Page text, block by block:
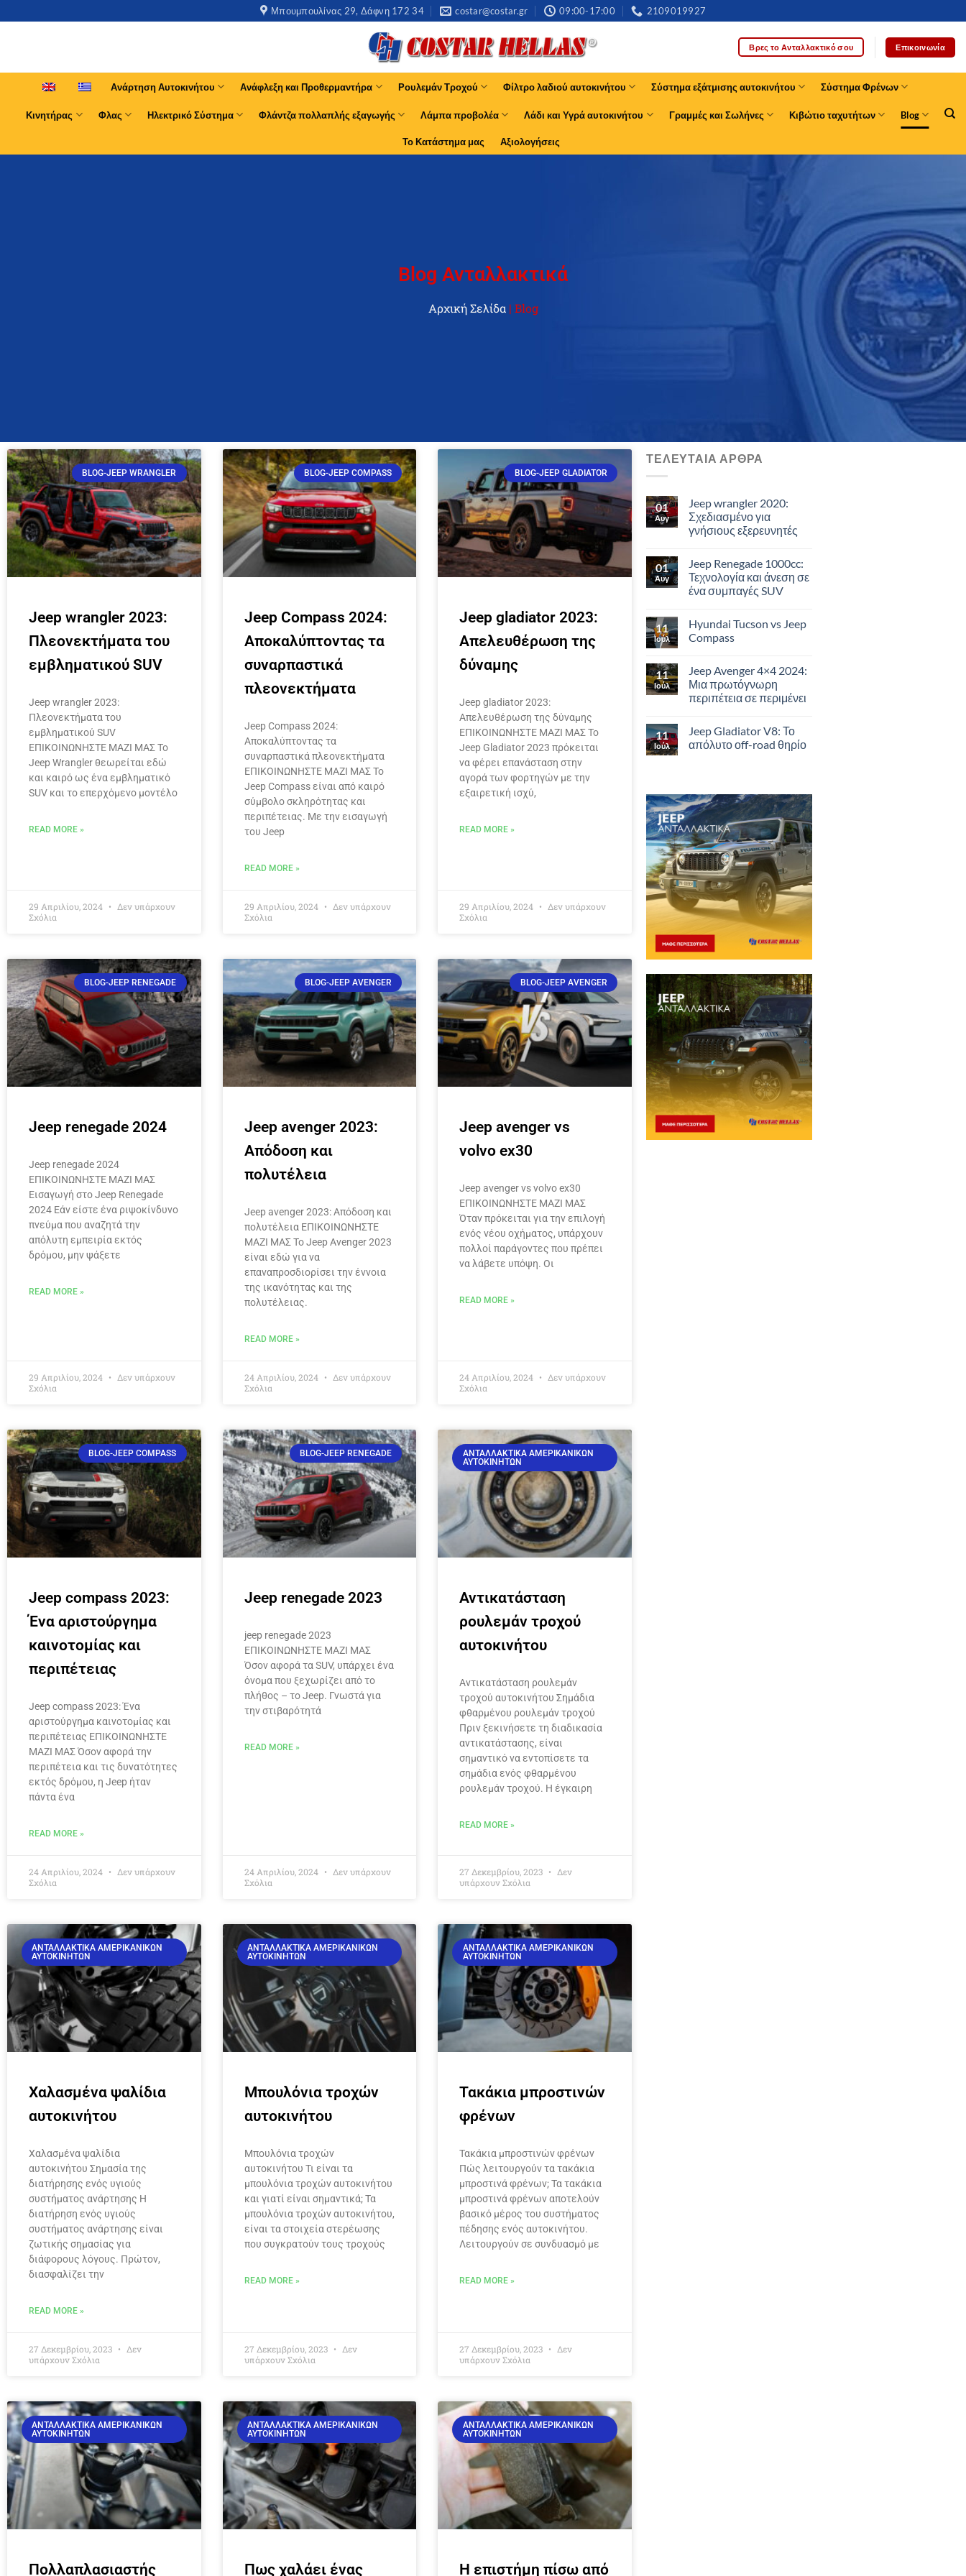
Μπουμπουλίνας 29, Δάφνη 172 34​ costar@costar.gr 09:00-17:00 2109019927
Βρες το Ανταλλακτικό σου Επικοινωνία
Ανάρτηση Αυτοκινήτου Ανάφλεξη και Προθερμαντήρα Ρουλεμάν Τροχού Φίλτρο λαδιού αυτοκινήτου Σύστημα εξάτμισης αυτοκινήτου Σύστημα Φρένων
Κινητήρας Φλας Ηλεκτρικό Σύστημα Φλάντζα πολλαπλής εξαγωγής Λάμπα προβολέα Λάδι και Υγρά αυτοκινήτου Γραμμές και Σωλήνες Κιβώτιο ταχυτήτων Blog
Το Κατάστημα μας Αξιολογήσεις
Blog Ανταλλακτικά
Αρχική Σελίδα| Blog
BLOG-JEEP WRANGLER
Jeep wrangler 2023:
Πλεονεκτήματα του
εμβληματικού SUV
Jeep wrangler 2023:
Πλεονεκτήματα του
εμβληματικού SUV
ΕΠΙΚΟΙΝΩΝΗΣΤΕ ΜΑΖΙ ΜΑΣ Το
Jeep Wrangler θεωρείται εδώ
και καιρό ως ένα εμβληματικό
SUV και το επερχόμενο μοντέλο
READ MORE »
29 Απριλίου, 2024
Δεν υπάρχουν
Σχόλια
BLOG-JEEP COMPASS
Jeep Compass 2024:
Αποκαλύπτοντας τα
συναρπαστικά
πλεονεκτήματα
Jeep Compass 2024:
Αποκαλύπτοντας τα
συναρπαστικά πλεονεκτήματα
ΕΠΙΚΟΙΝΩΝΗΣΤΕ ΜΑΖΙ ΜΑΣ Το
Jeep Compass είναι από καιρό
σύμβολο σκληρότητας και
περιπέτειας. Με την εισαγωγή
του Jeep
READ MORE »
29 Απριλίου, 2024
Δεν υπάρχουν
Σχόλια
BLOG-JEEP GLADIATOR
Jeep gladiator 2023:
Απελευθέρωση της
δύναμης
Jeep gladiator 2023:
Απελευθέρωση της δύναμης
ΕΠΙΚΟΙΝΩΝΗΣΤΕ ΜΑΖΙ ΜΑΣ Το
Jeep Gladiator 2023 πρόκειται
να φέρει επανάσταση στην
αγορά των φορτηγών με την
εξαιρετική ισχύ,
READ MORE »
29 Απριλίου, 2024
Δεν υπάρχουν
Σχόλια
BLOG-JEEP RENEGADE
Jeep renegade 2024
Jeep renegade 2024
ΕΠΙΚΟΙΝΩΝΗΣΤΕ ΜΑΖΙ ΜΑΣ
Εισαγωγή στο Jeep Renegade
2024 Εάν είστε ένα ριψοκίνδυνο
πνεύμα που αναζητά την
απόλυτη εμπειρία εκτός
δρόμου, μην ψάξετε
READ MORE »
29 Απριλίου, 2024
Δεν υπάρχουν
Σχόλια
BLOG-JEEP AVENGER
Jeep avenger 2023:
Απόδοση και
πολυτέλεια
Jeep avenger 2023: Απόδοση και
πολυτέλεια ΕΠΙΚΟΙΝΩΝΗΣΤΕ
ΜΑΖΙ ΜΑΣ Το Jeep Avenger 2023
είναι εδώ για να
επαναπροσδιορίσει την έννοια
της ικανότητας και της
πολυτέλειας.
READ MORE »
24 Απριλίου, 2024
Δεν υπάρχουν
Σχόλια
BLOG-JEEP AVENGER
Jeep avenger vs
volvo ex30
Jeep avenger vs volvo ex30
ΕΠΙΚΟΙΝΩΝΗΣΤΕ ΜΑΖΙ ΜΑΣ
Όταν πρόκειται για την επιλογή
ενός νέου οχήματος, υπάρχουν
πολλοί παράγοντες που πρέπει
να λάβετε υπόψη. Οι
READ MORE »
24 Απριλίου, 2024
Δεν υπάρχουν
Σχόλια
BLOG-JEEP COMPASS
Jeep compass 2023:
Ένα αριστούργημα
καινοτομίας και
περιπέτειας
Jeep compass 2023: Ένα
αριστούργημα καινοτομίας και
περιπέτειας ΕΠΙΚΟΙΝΩΝΗΣΤΕ
ΜΑΖΙ ΜΑΣ Όσον αφορά την
περιπέτεια και τις δυνατότητες
εκτός δρόμου, η Jeep ήταν
πάντα ένα
READ MORE »
24 Απριλίου, 2024
Δεν υπάρχουν
Σχόλια
BLOG-JEEP RENEGADE
Jeep renegade 2023
jeep renegade 2023
ΕΠΙΚΟΙΝΩΝΗΣΤΕ ΜΑΖΙ ΜΑΣ
Όσον αφορά τα SUV, υπάρχει ένα
όνομα που ξεχωρίζει από το
πλήθος – το Jeep. Γνωστά για
την στιβαρότητά
READ MORE »
24 Απριλίου, 2024
Δεν υπάρχουν
Σχόλια
ΑΝΤΑΛΛΑΚΤΙΚΆ ΑΜΕΡΙΚΆΝΙΚΩΝ
ΑΥΤΟΚΙΝΉΤΩΝ
Αντικατάσταση
ρουλεμάν τροχού
αυτοκινήτου
Αντικατάσταση ρουλεμάν
τροχού αυτοκινήτου Σημάδια
φθαρμένου ρουλεμάν τροχού
Πριν ξεκινήσετε τη διαδικασία
αντικατάστασης, είναι
σημαντικό να εντοπίσετε τα
σημάδια ενός φθαρμένου
ρουλεμάν τροχού. Η έγκαιρη
READ MORE »
27 Δεκεμβρίου, 2023
Δεν
υπάρχουν Σχόλια
ΑΝΤΑΛΛΑΚΤΙΚΆ ΑΜΕΡΙΚΆΝΙΚΩΝ
ΑΥΤΟΚΙΝΉΤΩΝ
Χαλασμένα ψαλίδια
αυτοκινήτου
Χαλασμένα ψαλίδια
αυτοκινήτου Σημασία της
διατήρησης ενός υγιούς
συστήματος ανάρτησης Η
διατήρηση ενός υγιούς
συστήματος ανάρτησης είναι
ζωτικής σημασίας για
διάφορους λόγους. Πρώτον,
διασφαλίζει την
READ MORE »
27 Δεκεμβρίου, 2023
Δεν
υπάρχουν Σχόλια
ΑΝΤΑΛΛΑΚΤΙΚΆ ΑΜΕΡΙΚΆΝΙΚΩΝ
ΑΥΤΟΚΙΝΉΤΩΝ
Μπουλόνια τροχών
αυτοκινήτου
Μπουλόνια τροχών
αυτοκινήτου Τι είναι τα
μπουλόνια τροχών αυτοκινήτου
και γιατί είναι σημαντικά; Τα
μπουλόνια τροχών αυτοκινήτου,
είναι τα στοιχεία στερέωσης
που συγκρατούν τους τροχούς
READ MORE »
27 Δεκεμβρίου, 2023
Δεν
υπάρχουν Σχόλια
ΑΝΤΑΛΛΑΚΤΙΚΆ ΑΜΕΡΙΚΆΝΙΚΩΝ
ΑΥΤΟΚΙΝΉΤΩΝ
Τακάκια μπροστινών
φρένων
Τακάκια μπροστινών φρένων
Πώς λειτουργούν τα τακάκια
μπροστινά φρένων; Τα τακάκια
μπροστινά φρένων αποτελούν
βασικό μέρος του συστήματος
πέδησης ενός αυτοκινήτου.
Λειτουργούν σε συνδυασμό με
READ MORE »
27 Δεκεμβρίου, 2023
Δεν
υπάρχουν Σχόλια
ΑΝΤΑΛΛΑΚΤΙΚΆ ΑΜΕΡΙΚΆΝΙΚΩΝ
ΑΥΤΟΚΙΝΉΤΩΝ
Πολλαπλασιαστής
ΑΝΤΑΛΛΑΚΤΙΚΆ ΑΜΕΡΙΚΆΝΙΚΩΝ
ΑΥΤΟΚΙΝΉΤΩΝ
Πως χαλάει ένας
ΑΝΤΑΛΛΑΚΤΙΚΆ ΑΜΕΡΙΚΆΝΙΚΩΝ
ΑΥΤΟΚΙΝΉΤΩΝ
Η επιστήμη πίσω από
ΤΕΛΕΥΤΑΙΑ ΑΡΘΡΑ
01
Αυγ
Jeep wrangler 2020:
Σχεδιασμένο για
γνήσιους εξερευνητές
01
Αυγ
Jeep Renegade 1000cc:
Τεχνολογία και άνεση σε
ένα συμπαγές SUV
11
Ιούλ
Hyundai Tucson vs Jeep
Compass
11
Ιούλ
Jeep Avenger 4×4 2024:
Μια πρωτόγνωρη
περιπέτεια σε περιμένει
11
Ιούλ
Jeep Gladiator V8: Το
απόλυτο οff-road θηρίο